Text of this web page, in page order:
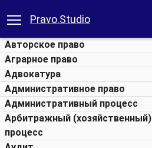
Pravo.Studio
Авторское право
Аграрное право
Адвокатура
Административное право
Административный процесс
Арбитражный (хозяйственный)
процесс